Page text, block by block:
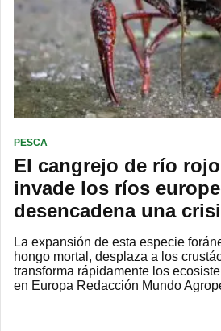
PESCA
El cangrejo de río
invade los ríos
desencadena una
La expansión de esta especie
hongo mortal, desplaza a los
transforma rápidamente los
en Europa Redacción Mundo